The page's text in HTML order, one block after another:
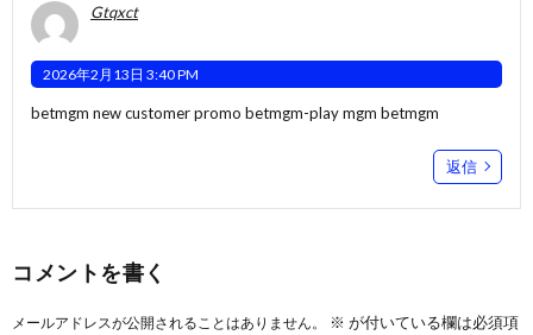
Gtqxct
2026年2月13日 3:40 PM
betmgm new customer promo betmgm-playmgm betmgm
返信
コメントを書く
メールアドレスが公開されることはありません。 ※ が付いている欄は必須項